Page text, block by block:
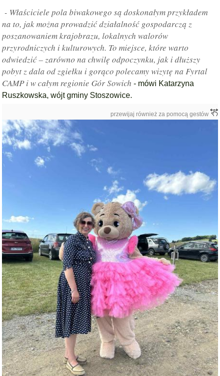
- Właściciele pola biwakowego są doskonałym przykładem
na to, jak można prowadzić działalność gospodarczą z
poszanowaniem krajobrazu, lokalnych walorów
przyrodniczych i kulturowych. To miejsce, które warto
odwiedzić – zarówno na chwilę odpoczynku, jak i dłuższy
pobyt z dala od zgiełku i gorąco polecamy wizytę na Fyrtal
CAMP i w całym regionie Gór Sowich - mówi Katarzyna
Ruszkowska, wójt gminy Stoszowice.
przewijaj również za pomocą gestów